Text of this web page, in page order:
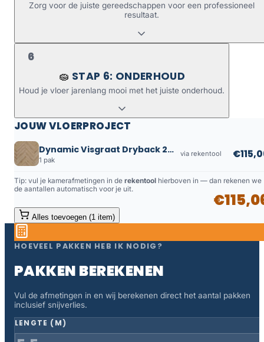
Zorg voor de juiste gereedschappen voor een professioneel
resultaat.
6
🧽 STAP 6: ONDERHOUD
Houd je vloer jarenlang mooi met het juiste onderhoud.
JOUW VLOERPROJECT
Dynamic Visgraat Dryback 2601 Natural Smoked
1 pak
via rekentool
Tip: vul je kamerafmetingen in de rekentool hierboven in — dan rekenen we
de aantallen automatisch voor je uit.
Alles toevoegen (1 item)
HOEVEEL PAKKEN HEB IK NODIG?
PAKKEN BEREKENEN
Vul de afmetingen in en wij berekenen direct het aantal pakken
inclusief snijverlies.
LENGTE (M)